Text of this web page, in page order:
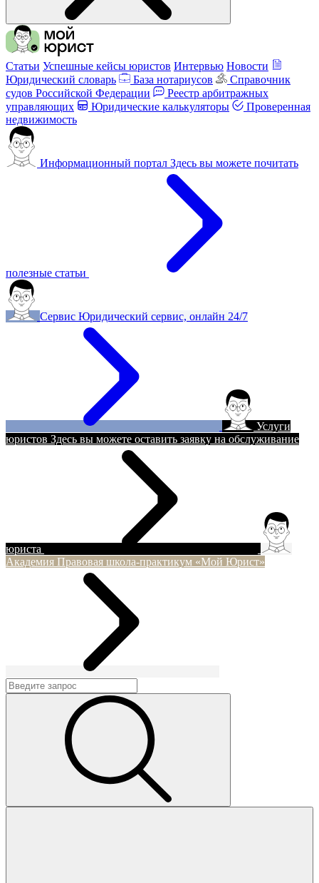
Статьи Успешные кейсы юристов Интервью Новости
Юридический словарь
База нотариусов
Справочник
судов Российской Федерации
Реестр арбитражных
управляющих
Юридические калькуляторы
Проверенная
недвижимость
Информационный портал Здесь вы можете почитать
полезные статьи
Сервис Юридический сервис, онлайн 24/7
Услуги
юристов Здесь вы можете оставить заявку на обслуживание
юриста
Академия Правовая школа-практикум «Мой Юрист»